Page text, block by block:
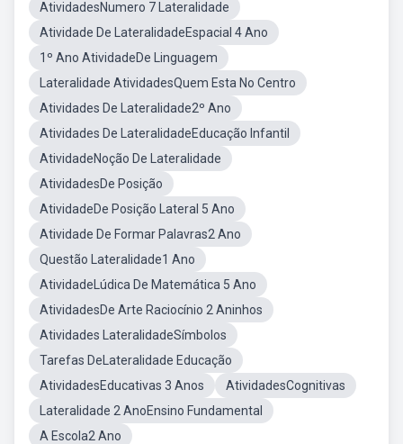
AtividadesNumero 7 Lateralidade
Atividade De LateralidadeEspacial 4 Ano
1º Ano AtividadeDe Linguagem
Lateralidade AtividadesQuem Esta No Centro
Atividades De Lateralidade2º Ano
Atividades De LateralidadeEducação Infantil
AtividadeNoção De Lateralidade
AtividadesDe Posição
AtividadeDe Posição Lateral 5 Ano
Atividade De Formar Palavras2 Ano
Questão Lateralidade1 Ano
AtividadeLúdica De Matemática 5 Ano
AtividadesDe Arte Raciocínio 2 Aninhos
Atividades LateralidadeSímbolos
Tarefas DeLateralidade Educação
AtividadesEducativas 3 Anos
AtividadesCognitivas
Lateralidade 2 AnoEnsino Fundamental
A Escola2 Ano